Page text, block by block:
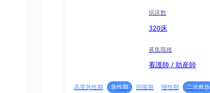
病床数
320床
募集職種
看護師 / 助産師
高度急性期 急性期 回復期 慢性期
二次救急